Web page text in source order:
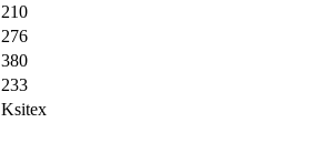
210
276
380
233
Ksitex